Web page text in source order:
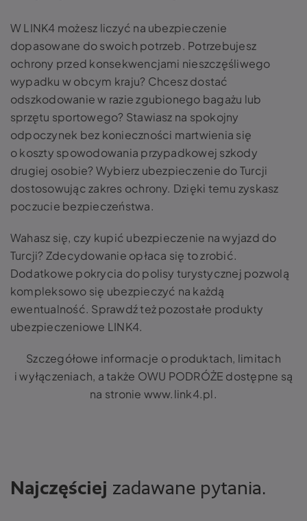
W LINK4 możesz liczyć na ubezpieczenie
dopasowane do swoich potrzeb. Potrzebujesz
ochrony przed konsekwencjami nieszczęśliwego
wypadku w obcym kraju? Chcesz dostać
odszkodowanie w razie zgubionego bagażu lub
sprzętu sportowego? Stawiasz na spokojny
odpoczynek bez konieczności martwienia się
o koszty spowodowania przypadkowej szkody
drugiej osobie? Wybierz ubezpieczenie do Turcji
dostosowując zakres ochrony. Dzięki temu zyskasz
poczucie bezpieczeństwa.
Wahasz się, czy kupić ubezpieczenie na wyjazd do
Turcji? Zdecydowanie opłaca się to zrobić.
Dodatkowe pokrycia do polisy turystycznej pozwolą
kompleksowo się ubezpieczyć na każdą
ewentualność. Sprawdź też pozostałe produkty
ubezpieczeniowe LINK4.
Szczegółowe informacje o produktach, limitach
i wyłączeniach, a także OWU PODRÓŻE dostępne są
na stronie www.link4.pl.
Najczęściej zadawane pytania.